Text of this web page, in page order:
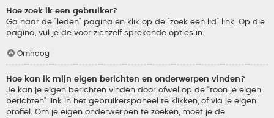
Hoe zoek ik een gebruiker?
Ga naar de "leden" pagina en klik op de "zoek een lid" link. Op die
pagina, vul je de voor zichzelf sprekende opties in.
Omhoog
Hoe kan ik mijn eigen berichten en onderwerpen vinden?
Je kan je eigen berichten vinden door ofwel op de "toon je eigen
berichten" link in het gebruikerspaneel te klikken, of via je eigen
profiel. Om je eigen onderwerpen te zoeken, moet je de